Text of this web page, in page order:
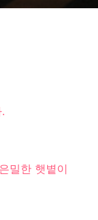
밀한 햇볕이